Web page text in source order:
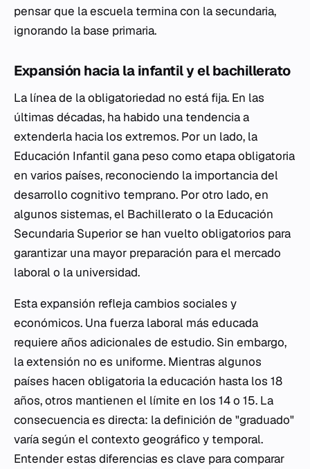
pensar que la escuela termina con la secundaria,
ignorando la base primaria.
Expansión hacia la infantil y el bachillerato
La línea de la obligatoriedad no está fija. En las
últimas décadas, ha habido una tendencia a
extenderla hacia los extremos. Por un lado, la
Educación Infantil gana peso como etapa obligatoria
en varios países, reconociendo la importancia del
desarrollo cognitivo temprano. Por otro lado, en
algunos sistemas, el Bachillerato o la Educación
Secundaria Superior se han vuelto obligatorios para
garantizar una mayor preparación para el mercado
laboral o la universidad.
Esta expansión refleja cambios sociales y
económicos. Una fuerza laboral más educada
requiere años adicionales de estudio. Sin embargo,
la extensión no es uniforme. Mientras algunos
países hacen obligatoria la educación hasta los 18
años, otros mantienen el límite en los 14 o 15. La
consecuencia es directa: la definición de "graduado"
varía según el contexto geográfico y temporal.
Entender estas diferencias es clave para comparar